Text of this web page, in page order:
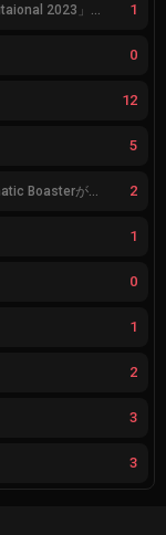
1
0
12
5
DFM xnfriのプレイを批判したアナリストにFnatic Boasterが反応「DFMは仕組みの強化が必要なだけ」 2
1
0
1
2
3
3